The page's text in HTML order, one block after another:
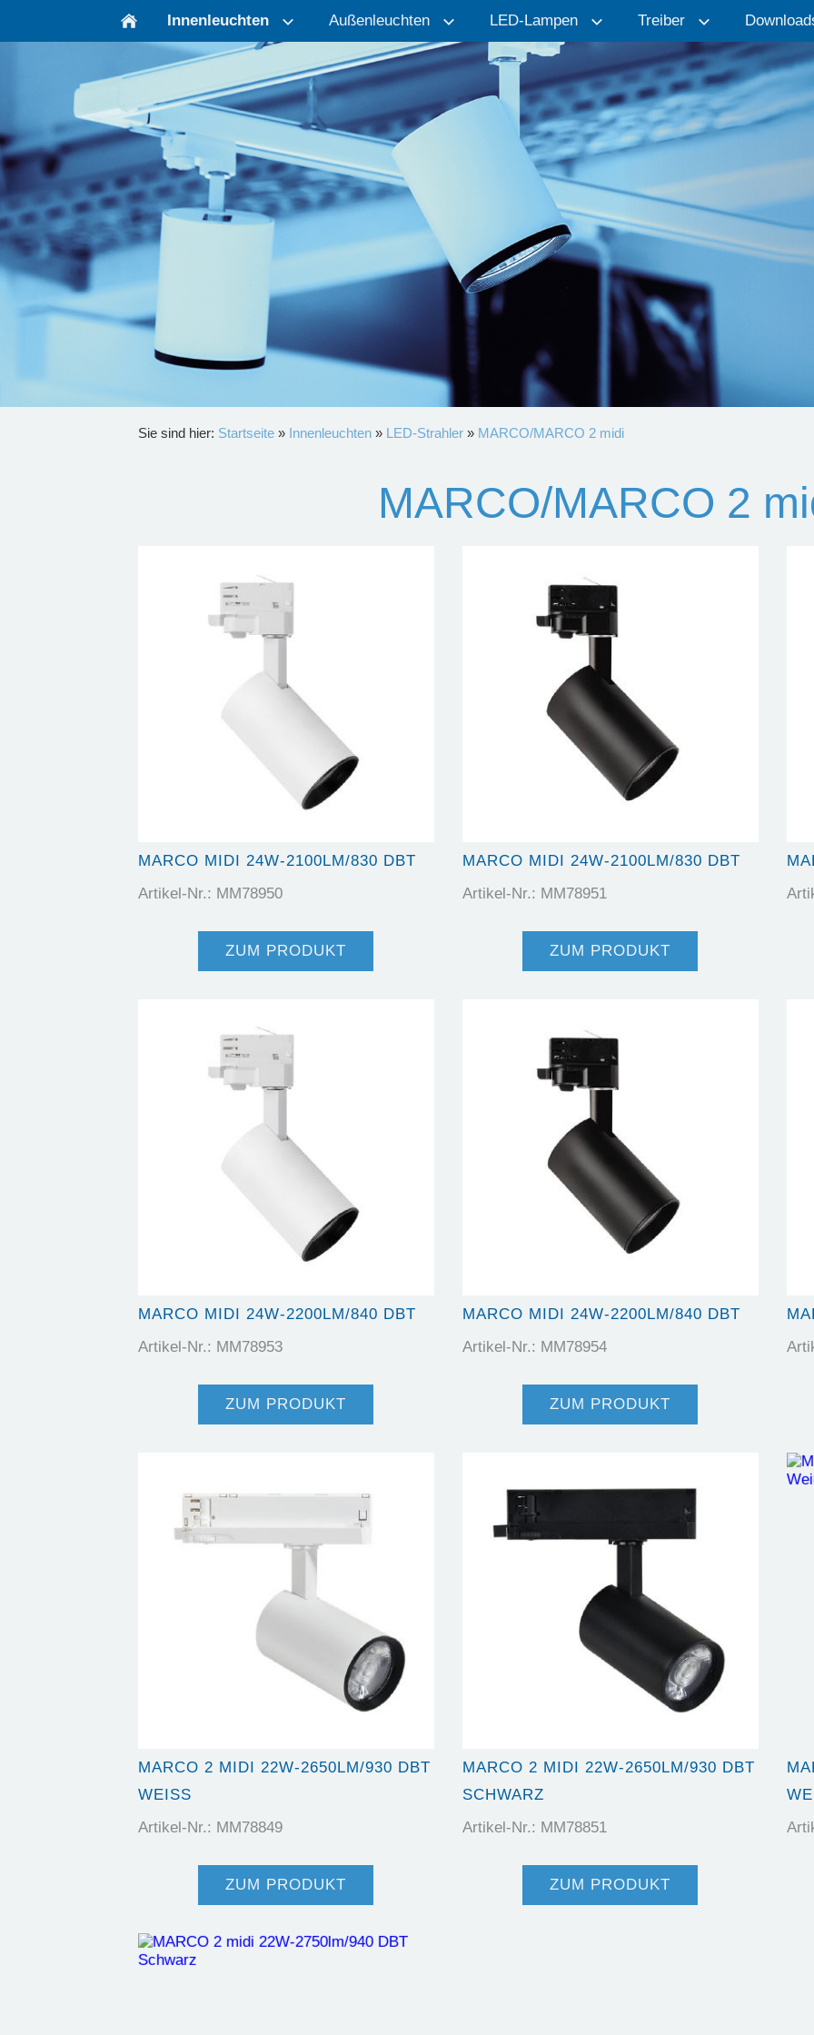
Innenleuchten Außenleuchten LED-Lampen Treiber
Sie sind hier: Startseite » Innenleuchten » LED-Strahler » MARCO/MARCO 2 midi
MARCO/MARCO 2
MARCO MIDI 24W-2100LM/830 DBT
Artikel-Nr.: MM78950
ZUM PRODUKT
MARCO MIDI 24W-2100LM/830 DBT
Artikel-Nr.: MM78951
ZUM PRODUKT
MARCO MIDI 24W-2200LM/840 DBT
Artikel-Nr.: MM78953
ZUM PRODUKT
MARCO MIDI 24W-2200LM/840 DBT
Artikel-Nr.: MM78954
ZUM PRODUKT
MARCO 2 MIDI 22W-2650LM/930 DBT
WEISS
Artikel-Nr.: MM78849
ZUM PRODUKT
MARCO 2 MIDI 22W-2650LM/930 DBT
SCHWARZ
Artikel-Nr.: MM78851
ZUM PRODUKT